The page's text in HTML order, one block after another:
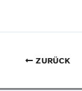
ZURÜCK